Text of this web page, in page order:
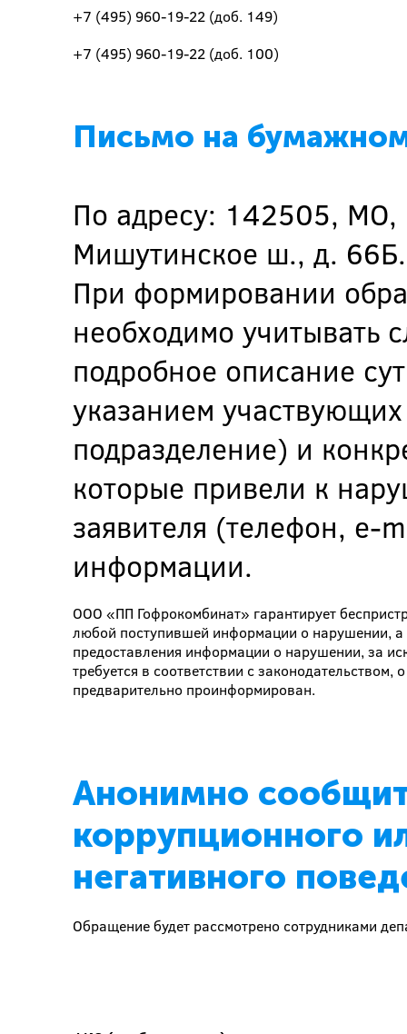
+7 (495) 960-19-22 (доб. 149)
+7 (495) 960-19-22 (доб. 100)
Письмо на
По адресу: 142505, МО,
Мишутинское ш., д. 66Б.
При формировании
необходимо учитывать
подробное описание
указанием
подразделение) и
которые привели к
заявителя (телефон, e-
информации.
ООО «ПП Гофрокомбинат» гарантирует
любой поступившей информации о нарушении, а
предоставления информации о нарушении, за
требуется в соответствии с
предварительно проинформирован.
Анонимно
коррупционного
негативного
Обращение будет рассмотрено сотрудниками